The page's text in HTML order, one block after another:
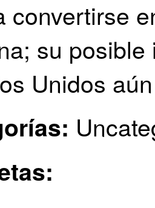
convertirse
su
Unidos